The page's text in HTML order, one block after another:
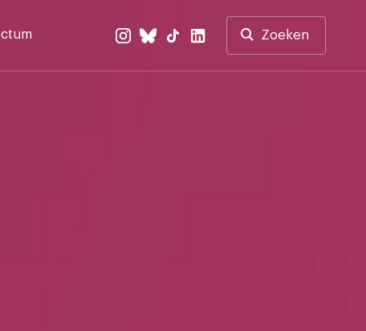
Zoeken